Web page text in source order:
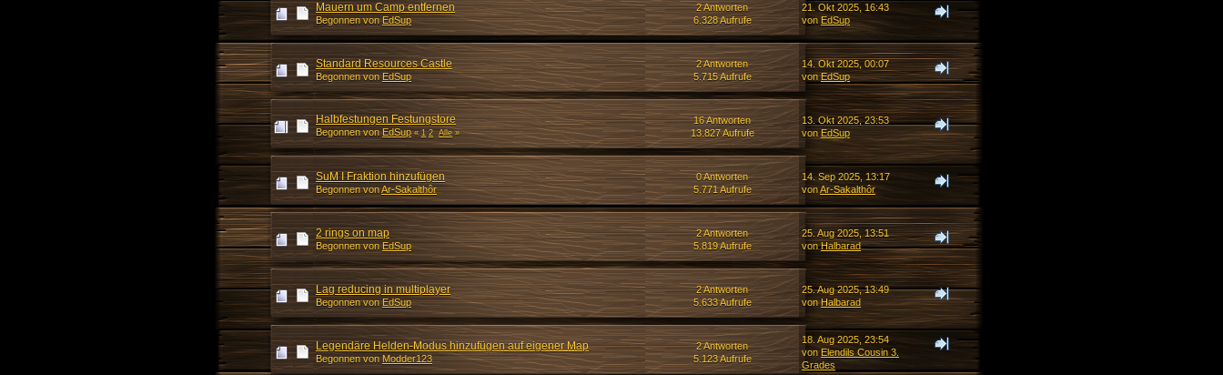
Mauern um Camp entfernen
Begonnen von EdSup
2 Antworten
6.328 Aufrufe
21. Okt 2025, 16:43
von EdSup
Standard Resources Castle
Begonnen von EdSup
2 Antworten
5.715 Aufrufe
14. Okt 2025, 00:07
vonEdSup
Halbfestungen Festungstore
Begonnen von EdSup «1 2 Alle»
16 Antworten
13.827 Aufrufe
13. Okt 2025, 23:53
vonEdSup
SuM I Fraktion hinzufügen
Begonnen vonAr-Sakalthôr
0 Antworten
5.771 Aufrufe
14. Sep 2025, 13:17
vonAr-Sakalthôr
2 rings on map
Begonnen von EdSup
2 Antworten
5.819 Aufrufe
25. Aug 2025, 13:51
vonHalbarad
Lag reducing in multiplayer
Begonnen von EdSup
2 Antworten
5.633 Aufrufe
25. Aug 2025, 13:49
vonHalbarad
Legendäre Helden-Modus hinzufügen auf eigener Map
Begonnen von Modder123
2 Antworten
5.123 Aufrufe
18. Aug 2025, 23:54
vonElendils Cousin 3.
Grades